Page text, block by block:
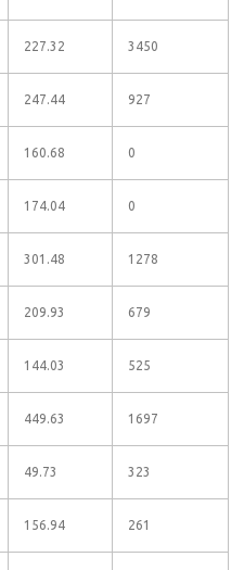
227.32 3450
247.44 927
160.68 0
174.04 0
301.48 1278
209.93 679
144.03 525
449.63 1697
49.73 323
156.94 261